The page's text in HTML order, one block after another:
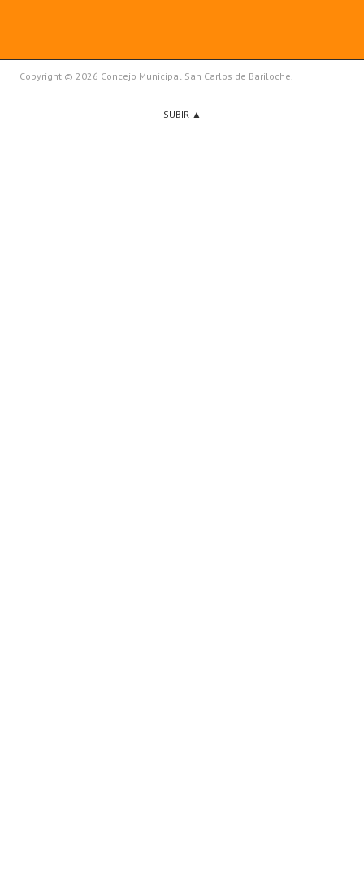
Copyright © 2026 Concejo Municipal San Carlos de Bariloche.
SUBIR ▲